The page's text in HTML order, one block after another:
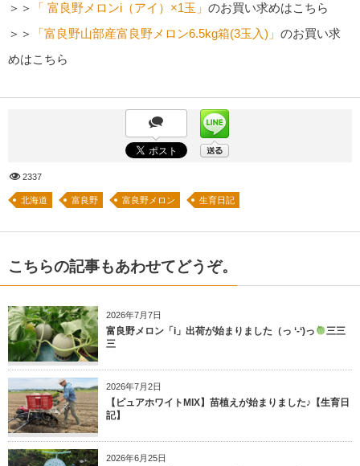
＞＞ 「 富良野メロンi（アイ）×1玉」 のお買い求めはこちら
＞＞
「富良野山部産富良野メロン6.5kg箱(3玉入)」 のお買い求
めはこちら
2337
北海道 富良野 富良野メロン 生育日記
こちらの記事もあわせてどうぞ。
2026年7月7日
富良野メロン「i」出荷が始まりました（っ ‘-‘)っ
三三
三
2026年7月2日
【ピュアホワイトMIX】苗植えが始まりました♪【生育日
記】
2026年6月25日